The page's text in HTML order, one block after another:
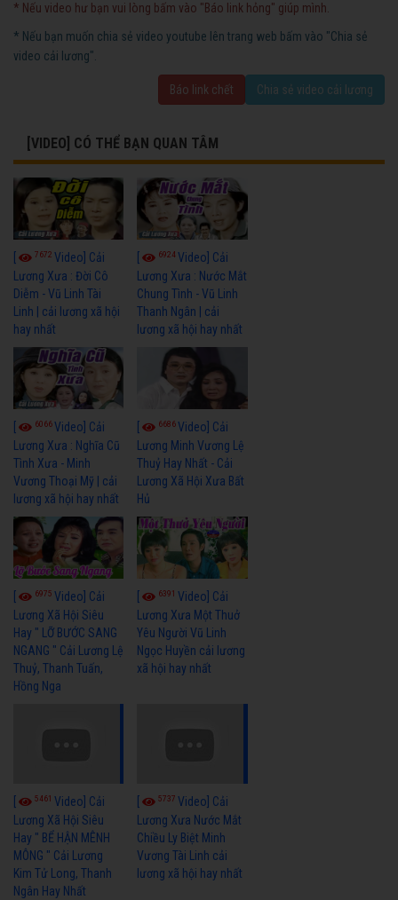
* Nếu video hư bạn vui lòng bấm vào "Báo link hỏng" giúp mình.
* Nếu bạn muốn chia sẻ video youtube lên trang web bấm vào "Chia sẻ
video cải lương".
Báo link chết Chia sẻ video cải lương
[VIDEO] CÓ THỂ BẠN QUAN TÂM
7672 Video] Cải
Lương Xưa : Đời Cô
Diễm - Vũ Linh Tài
Linh | cải lương xã hội
hay nhất
6924Video] Cải
Lương Xưa : Nước Mắt
Chung Tình - Vũ Linh
Thanh Ngân | cải
lương xã hội hay nhất
6066Video] Cải
Lương Xưa : Nghĩa Cũ
Tình Xưa - Minh
Vương Thoại Mỹ | cải
lương xã hội hay nhất
6686Video] Cải
Lương Minh Vương Lệ
Thuỷ Hay Nhất - Cải
Lương Xã Hội Xưa Bất
Hủ
6975 Video] Cải
Lương Xã Hội Siêu
Hay " LỠ BƯỚC SANG
NGANG " Cải Lương Lệ
Thuỷ, Thanh Tuấn,
Hồng Nga
6391Video] Cải
Lương Xưa Một Thuở
Yêu Người Vũ Linh
Ngọc Huyền cải lương
xã hội hay nhất
5461 Video] Cải
Lương Xã Hội Siêu
Hay " BỂ HẬN MÊNH
MÔNG " Cải Lương
Kim Tử Long, Thanh
Ngân Hay Nhất
5737Video] Cải
Lương Xưa Nước Mắt
Chiều Ly Biệt Minh
Vương Tài Linh cải
lương xã hội hay nhất